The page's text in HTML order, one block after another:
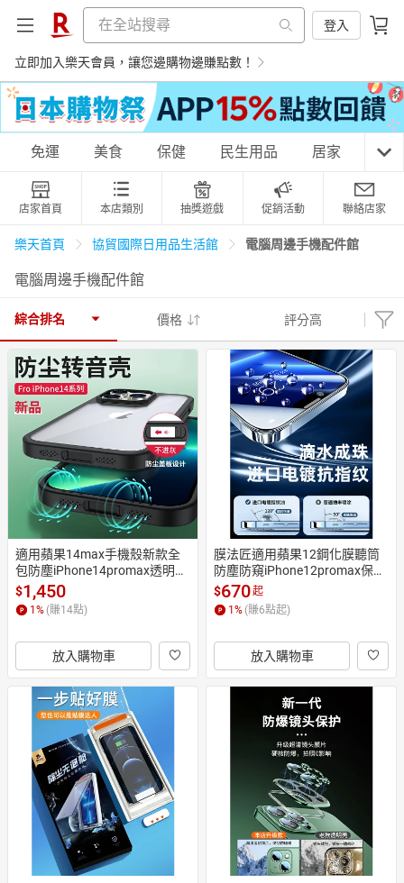
登入
立即加入樂天會員，讓您邊購物邊賺點數！
購物網分類
天天免運 美食蛋糕 養生保健 民生用品
居家生活 3C家電 親子玩具
女裝 男裝 化妝保養 情趣用品
日本購物 電子/紙本書
HOT
免運 美食 保健 民生用品 居家 3C
店家首頁 本店類別 抽獎遊戲 促銷活動 聯絡店家
樂天首頁 協貿國際日用品生活館 電腦周邊手機配件館
電腦周邊手機配件館
綜合排名 價格 評分高
適用蘋果14max手機殼新款全
包防塵iPhone14promax透明氣
囊抗摔高端爆款保護套14pro軟
硅膠超薄磨砂高級感硬殼
$1,450
1 % (賺14點)
放入購物車
膜法匠適用蘋果12鋼化膜聽筒
防塵防窺iPhone12promax保護
膜手機貼膜全屏覆蓋秒貼高清p
ro防摔pm除塵x/xs全包
$670起
1 % (賺6點起)
放入購物車